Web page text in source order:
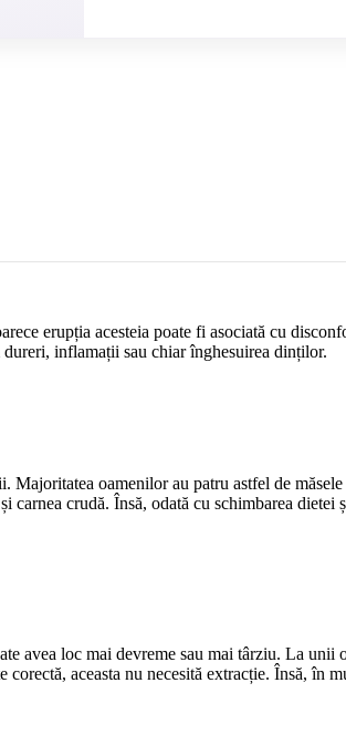
erupția acesteia poate fi asociată cu
inflamații sau chiar înghesuirea dinților.
oamenilor au patru astfel de
crudă. Însă, odată cu schimbarea
avea loc mai devreme sau mai târziu. La
corectă, aceasta nu necesită extracție. Însă,